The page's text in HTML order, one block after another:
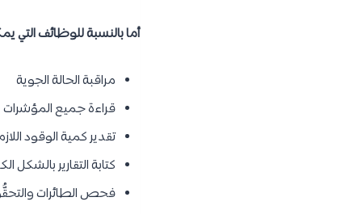
أما بالنسبة للوظائف
مراقبة الحالة الجوية
قراءة جميع المؤشرات
تقدير كمية الوقود
كتابة التقارير بالشكل
فحص الطائرات